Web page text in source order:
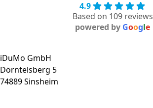
4.9
Based on 109 reviews
powered by Google
iDuMo GmbH
Dörntelsberg 5
74889 Sinsheim